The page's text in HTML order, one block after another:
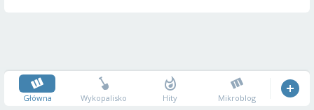
Główna Wykopalisko Hity Mikroblog